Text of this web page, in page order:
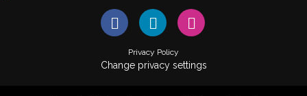
Privacy Policy
Change privacy settings